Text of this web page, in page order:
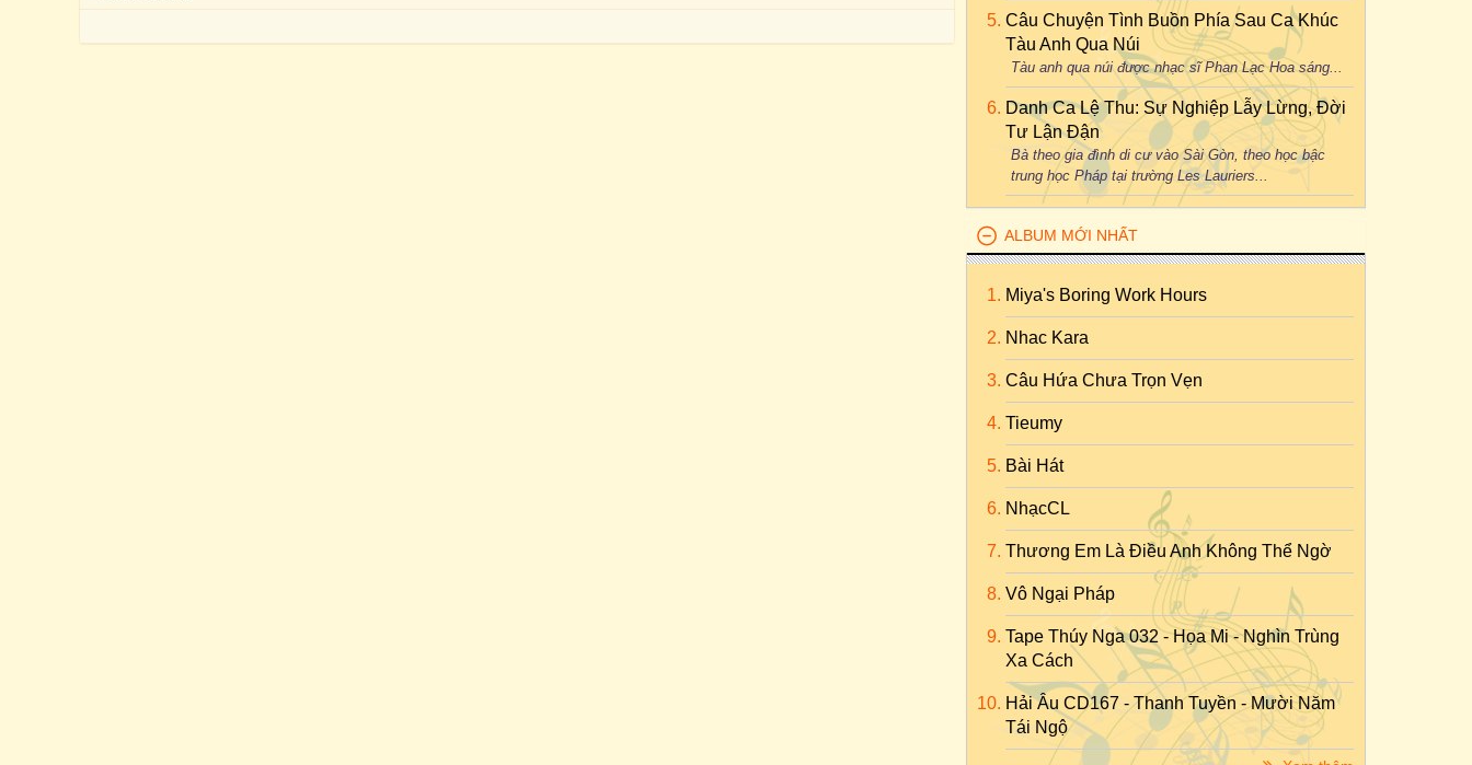
Câu Chuyện Tình Buồn Phía Sau Ca Khúc
Tàu Anh Qua Núi
Tàu anh qua núi được nhạc sĩ Phan Lạc Hoa sáng...
Danh Ca Lệ Thu: Sự Nghiệp Lẫy Lừng, Đời
Tư Lận Đận
Bà theo gia đình di cư vào Sài Gòn, theo học bậc
trung học Pháp tại trường Les Lauriers...
ALBUM MỚI NHẤT
Miya's Boring Work Hours
Nhac Kara
Câu Hứa Chưa Trọn Vẹn
Tieumy
Bài Hát
NhạcCL
Thương Em Là Điều Anh Không Thể Ngờ
Vô Ngại Pháp
Tape Thúy Nga 032 - Họa Mi - Nghìn Trùng
Xa Cách
Hải Âu CD167 - Thanh Tuyền - Mười Năm
Tái Ngộ